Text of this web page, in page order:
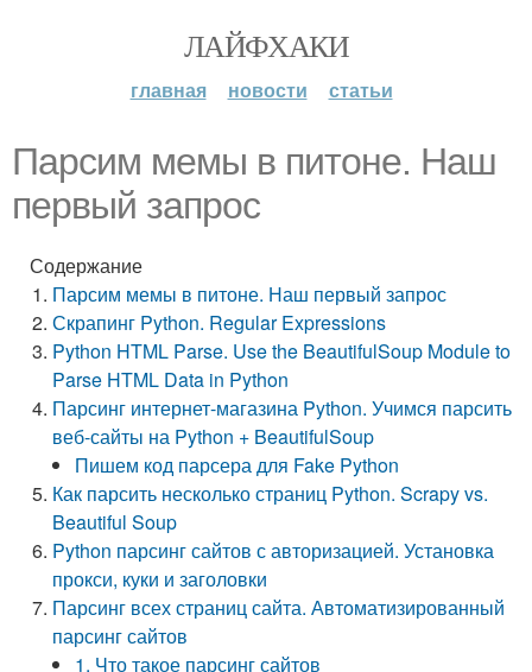
ЛАЙФХАКИ
главная новости статьи
Парсим мемы в питоне. Наш
первый запрос
Содержание
Парсим мемы в питоне. Наш первый запрос
Скрапинг Python. Regular Expressions
Python HTML Parse. Use the BeautifulSoup Module to
Parse HTML Data in Python
Парсинг интернет-магазина Python. Учимся парсить
веб-сайты на Python + BeautifulSoup
Пишем код парсера для Fake Python
Как парсить несколько страниц Python. Scrapy vs.
Beautiful Soup
Python парсинг сайтов с авторизацией. Установка
прокси, куки и заголовки
Парсинг всех страниц сайта. Автоматизированный
парсинг сайтов
1. Что такое парсинг сайтов